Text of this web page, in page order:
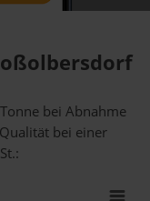
bei Abnahme
bei einer